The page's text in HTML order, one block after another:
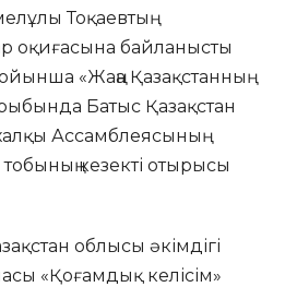
Тоқаевтың
оқиғасына байланысты
«Жаңа Қазақстанның
Батыс Қазақстан
Ассамблеясының
кезекті отырысы
облысы әкімдігі
«Қоғамдық келісім»